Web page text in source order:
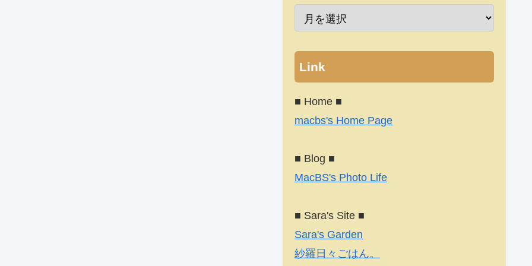
Link
■ Home ■
macbs's Home Page
■ Blog ■
MacBS's Photo Life
■ Sara's Site ■
Sara's Garden
紗羅日々ごはん。